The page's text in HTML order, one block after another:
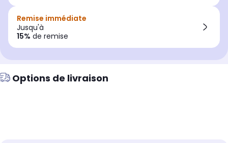
Remise immédiate
Jusqu'à
15% de remise
Options de livraison